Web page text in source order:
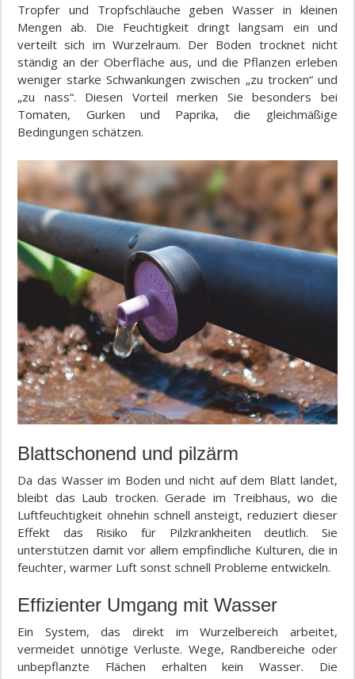
Tropfer und Tropfschläuche geben Wasser in kleinen
Mengen ab. Die Feuchtigkeit dringt langsam ein und
verteilt sich im Wurzelraum. Der Boden trocknet nicht
ständig an der Oberfläche aus, und die Pflanzen erleben
weniger starke Schwankungen zwischen „zu trocken“ und
„zu nass“. Diesen Vorteil merken Sie besonders bei
Tomaten, Gurken und Paprika, die gleichmäßige
Bedingungen schätzen.
Blattschonend und pilzärm
Da das Wasser im Boden und nicht auf dem Blatt landet,
bleibt das Laub trocken. Gerade im Treibhaus, wo die
Luftfeuchtigkeit ohnehin schnell ansteigt, reduziert dieser
Effekt das Risiko für Pilzkrankheiten deutlich. Sie
unterstützen damit vor allem empfindliche Kulturen, die in
feuchter, warmer Luft sonst schnell Probleme entwickeln.
Effizienter Umgang mit Wasser
Ein System, das direkt im Wurzelbereich arbeitet,
vermeidet unnötige Verluste. Wege, Randbereiche oder
unbepflanzte Flächen erhalten kein Wasser. Die